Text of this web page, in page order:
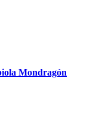
Mondragón